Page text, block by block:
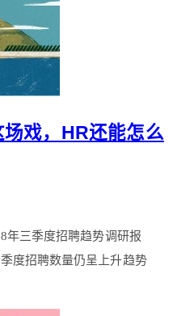
戏，HR还能怎么
年三季度招聘趋势调研报
度招聘数量仍呈上升趋势